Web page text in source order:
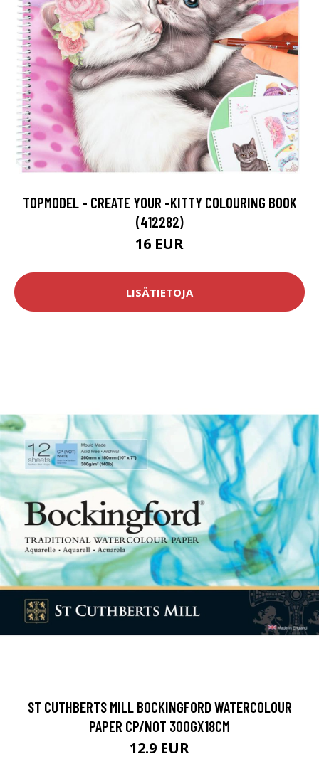
TOPMODEL - CREATE YOUR -KITTY COLOURING BOOK
(412282)
16 EUR
LISÄTIETOJA
ST CUTHBERTS MILL BOCKINGFORD WATERCOLOUR
PAPER CP/NOT 300GX18CM
12.9 EUR